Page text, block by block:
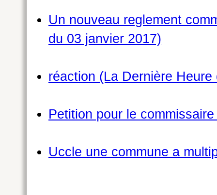
Un nouveau reglement
du 03 janvier 2017)
réaction (La Dernière
Petition pour le
Uccle une commune a